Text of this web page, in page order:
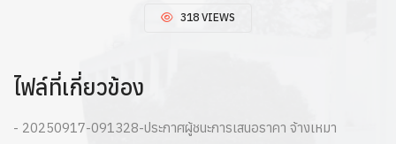
318 VIEWS
ไฟล์ที่เกี่ยวข้อง
- 20250917-091328-ประกาศผู้ชนะการเสนอราคา จ้างเหมา